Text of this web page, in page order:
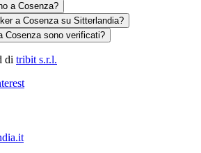
a Cosenza?
a Cosenza su Sitterlandia?
Cosenza sono verificati?
di tribit s.r.l.